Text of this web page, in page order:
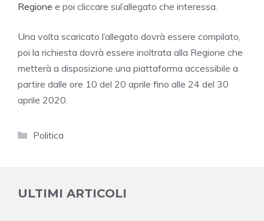
Regione e poi cliccare sul’allegato che interessa.
Una volta scaricato l’allegato dovrà essere compilato,
poi la richiesta dovrà essere inoltrata alla Regione che
metterà a disposizione una piattaforma accessibile a
partire dalle ore 10 del 20 aprile fino alle 24 del 30
aprile 2020.
Categorie
Politica
ULTIMI ARTICOLI